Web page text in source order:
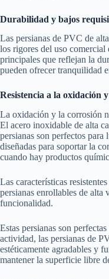
Durabilidad y bajos
Las persianas de PVC de
los rigores del uso comercial
principales que reflejan la
pueden ofrecer tranquilidad
Resistencia a la oxidación
La oxidación y la corrosión
El acero inoxidable de alta
persianas son perfectos para
diseñadas para soportar la
cuando hay productos
Las características
persianas enrollables de alta
funcionalidad.
Estas persianas son
actividad, las persianas de
estéticamente agradables y
mantener la superficie libre